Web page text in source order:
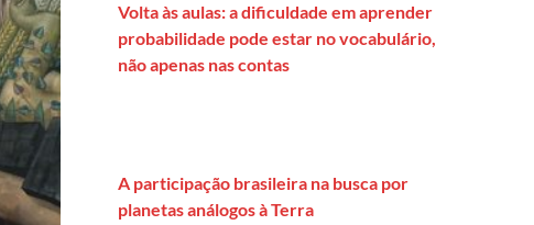
Volta às aulas: a dificuldade em aprender
probabilidade pode estar no vocabulário,
não apenas nas contas
A participação brasileira na busca por
planetas análogos à Terra